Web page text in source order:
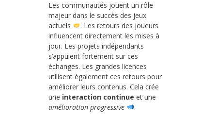
Les communautés jouent un rôle
majeur dans le succès des jeux
actuels
. Les retours des joueurs
influencent directement les mises à
jour. Les projets indépendants
s’appuient fortement sur ces
échanges. Les grandes licences
utilisent également ces retours pour
améliorer leurs contenus. Cela crée
une interaction continue et une
amélioration progressive
.